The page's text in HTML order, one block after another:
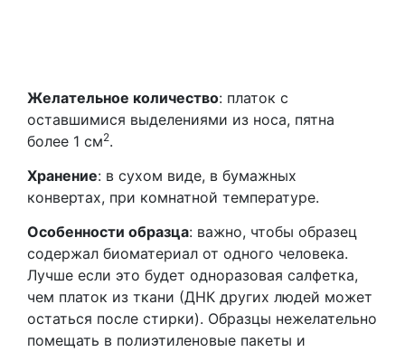
Желательное количество: платок с
оставшимися выделениями из носа, пятна
более 1 см2.
Хранение: в сухом виде, в бумажных
конвертах, при комнатной температуре.
Особенности образца: важно, чтобы образец
содержал биоматериал от одного человека.
Лучше если это будет одноразовая салфетка,
чем платок из ткани (ДНК других людей может
остаться после стирки). Образцы нежелательно
помещать в полиэтиленовые пакеты и